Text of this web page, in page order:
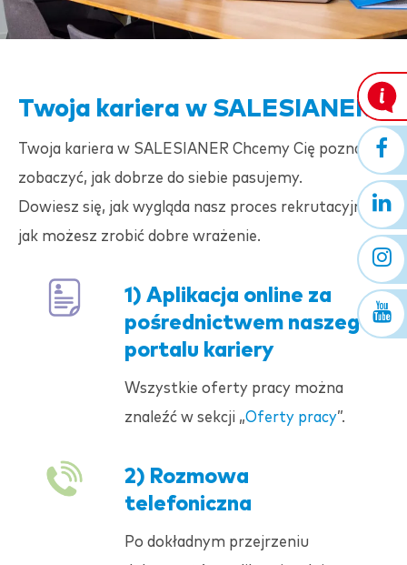
Twoja kariera w SALESIANER
Twoja kariera w SALESIANER Chcemy Cię poznać i
zobaczyć, jak dobrze do siebie pasujemy.
Dowiesz się, jak wygląda nasz proces rekrutacyjny i
jak możesz zrobić dobre wrażenie.
1) Aplikacja online za
pośrednictwem naszego
portalu kariery
Wszystkie oferty pracy można
znaleźć w sekcji „Oferty pracy”.
2) Rozmowa
telefoniczna
Po dokładnym przejrzeniu